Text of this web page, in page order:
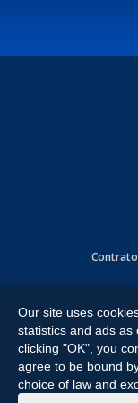
Expressway,
All Rights
Our site uses
statistics and ads as
clicking "OK", you
agree to be bound
choice of law and